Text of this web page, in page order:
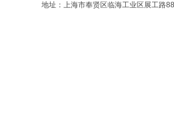
地址：上海市奉贤区临海工业区展工路